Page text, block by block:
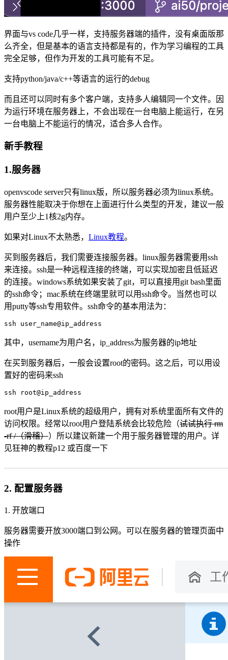
界面与vs code几乎一样，支持服务器端的插件，没有桌面版那
么齐全，但是基本的语言支持都是有的，作为学习编程的工具
完全足够，但作为开发的工具可能有不足。
支持python/java/c++等语言的运行的debug
而且还可以同时有多个客户端，支持多人编辑同一个文件。因
为运行环境在服务器上，不会出现在一台电脑上能运行，在另
一台电脑上不能运行的情况，适合多人合作。
新手教程
1.服务器
openvscode server只有linux版，所以服务器必须为linux系统。
服务器性能取决于你想在上面进行什么类型的开发，建议一般
用户至少上1核2g内存。
如果对Linux不太熟悉， Linux教程。
买到服务器后，我们需要连接服务器。linux服务器需要用ssh
来连接。ssh是一种远程连接的终端，可以实现加密且低延迟
的连接。windows系统如果安装了git，可以直接用git bash里面
的ssh命令；mac系统在终端里就可以用ssh命令。当然也可以
用putty等ssh专用软件。ssh命令的基本用法为：
ssh user_name@ip_address
其中，username为用户名，ip_address为服务器的ip地址
在买到服务器后，一般会设置root的密码。这之后，可以用设
置好的密码来ssh
ssh root@ip_address
root用户是Linux系统的超级用户，拥有对系统里面所有文件的
访问权限。经常以root用户登陆系统会比较危险（试试执行 rm
-rf /（滑稽））所以建议新建一个用于服务器管理的用户。详
见狂神的教程p12 或百度一下
2. 配置服务器
1. 开放端口
服务器需要开放3000端口到公网。可以在服务器的管理页面中
操作